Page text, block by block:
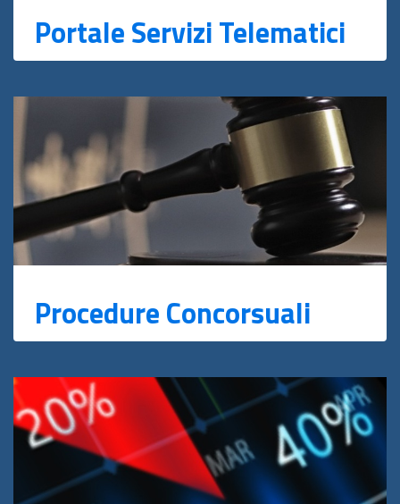
Portale Servizi Telematici
Procedure Concorsuali